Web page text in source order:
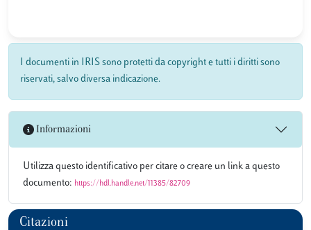
I documenti in IRIS sono protetti da copyright e tutti i diritti sono
riservati, salvo diversa indicazione.
Informazioni
Utilizza questo identificativo per citare o creare un link a questo
documento: https://hdl.handle.net/11385/82709
Citazioni